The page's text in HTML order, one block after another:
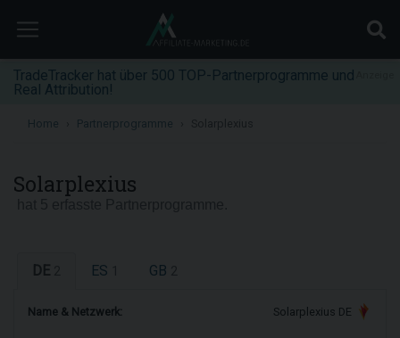
TradeTracker hat über 500 TOP-Partnerprogramme und
Real Attribution!
Home Partnerprogramme
Solarplexius
DE ES GB
Name & Netzwerk: Solarplexius DE